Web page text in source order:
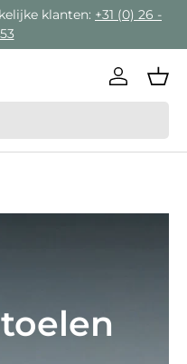
klanten: +31 (0) 26 -
Inloggen